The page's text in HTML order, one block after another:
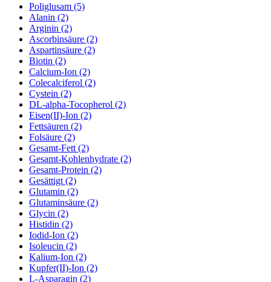
Poliglusam (5)
Alanin (2)
Arginin (2)
Ascorbinsäure (2)
Aspartinsäure (2)
Biotin (2)
Calcium-Ion (2)
Colecalciferol (2)
Cystein (2)
DL-alpha-Tocopherol (2)
Eisen(II)-Ion (2)
Fettsäuren (2)
Folsäure (2)
Gesamt-Fett (2)
Gesamt-Kohlenhydrate (2)
Gesamt-Protein (2)
Gesättigt (2)
Glutamin (2)
Glutaminsäure (2)
Glycin (2)
Histidin (2)
Iodid-Ion (2)
Isoleucin (2)
Kalium-Ion (2)
Kupfer(II)-Ion (2)
L-Asparagin (2)